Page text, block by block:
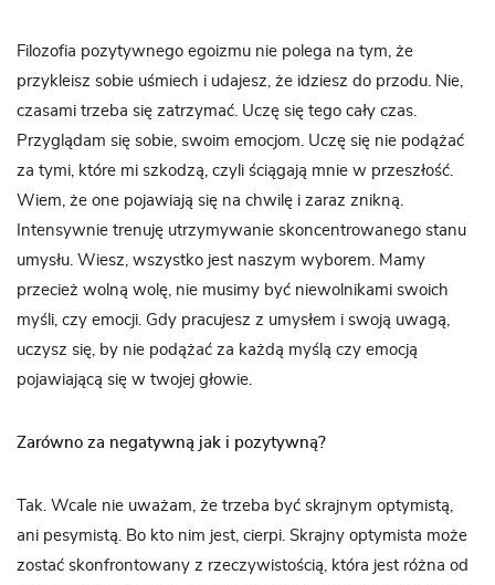
Filozofia pozytywnego egoizmu nie polega na tym, że
przykleisz sobie uśmiech i udajesz, że idziesz do przodu. Nie,
czasami trzeba się zatrzymać. Uczę się tego cały czas.
Przyglądam się sobie, swoim emocjom. Uczę się nie podążać
za tymi, które mi szkodzą, czyli ściągają mnie w przeszłość.
Wiem, że one pojawiają się na chwilę i zaraz znikną.
Intensywnie trenuję utrzymywanie skoncentrowanego stanu
umysłu. Wiesz, wszystko jest naszym wyborem. Mamy
przecież wolną wolę, nie musimy być niewolnikami swoich
myśli, czy emocji. Gdy pracujesz z umysłem i swoją uwagą,
uczysz się, by nie podążać za każdą myślą czy emocją
pojawiającą się w twojej głowie.
Zarówno za negatywną jak i pozytywną?
Tak. Wcale nie uważam, że trzeba być skrajnym optymistą,
ani pesymistą. Bo kto nim jest, cierpi. Skrajny optymista może
zostać skonfrontowany z rzeczywistością, która jest różna od